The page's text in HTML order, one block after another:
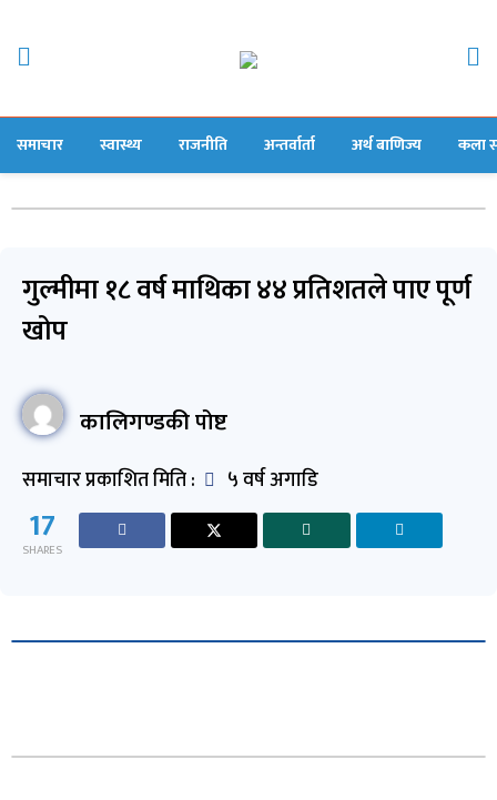
समाचार स्वास्थ्य राजनीति अन्तर्वार्ता अर्थ बाणिज्य कला
गुल्मीमा १८ वर्ष माथिका ४४ प्रतिशतले पाए पूर्ण
खोप
कालिगण्डकी पोष्ट
समाचार प्रकाशित मिति : ५ वर्ष अगाडि
17
SHARES